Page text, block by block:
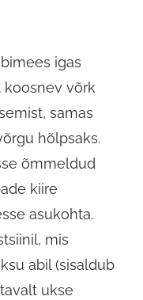
igas
koosnev võrk
samas
hõlpsaks.
õmmeldud
kiire
asukohta.
mis
abil (sisaldub
ukse